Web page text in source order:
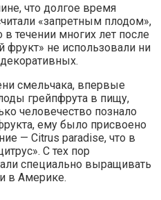
что долгое время
«запретным плодом»,
в течении многих лет после
фрукт» не использовали ни
смельчака, впервые
грейпфрута в пищу,
человечество познало
ему было присвоено
— Citrus paradise, что в
С тех пор
специально выращивать
в Америке.